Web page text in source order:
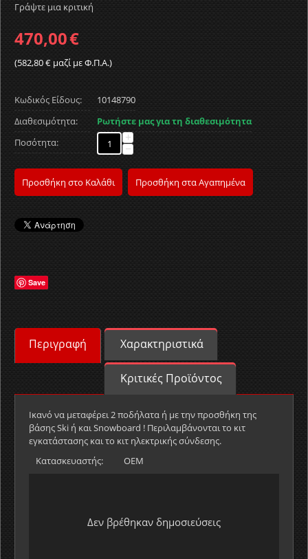
Γράψτε μια κριτική
470,00€
(582,80€ μαζί με Φ.Π.Α.)
Κωδικός Είδους:
10148790
Διαθεσιμότητα:
Ρωτήστε μας για τη διαθεσιμότητα
Ποσότητα:
+
−
Προσθήκη στο Καλάθι Προσθήκη στα Αγαπημένα
Save
Περιγραφή Χαρακτηριστικά
Κριτικές Προϊόντος
Ικανό να μεταφέρει 2 ποδήλατα ή με την προσθήκη της
βάσης Ski ή και Snowboard ! Περιλαμβάνονται το κιτ
εγκατάστασης και το κιτ ηλεκτρικής σύνδεσης.
Κατασκευαστής:
OEM
Δεν βρέθηκαν δημοσιεύσεις